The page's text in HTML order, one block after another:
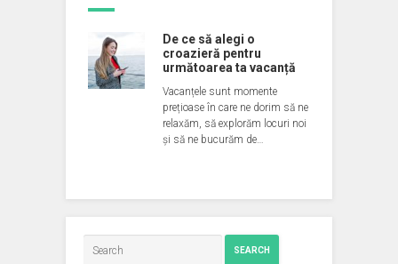
De ce să alegi o
croazieră pentru
următoarea ta vacanță
Vacanțele sunt momente
prețioase în care ne dorim să ne
relaxăm, să explorăm locuri noi
și să ne bucurăm de…
SEARCH